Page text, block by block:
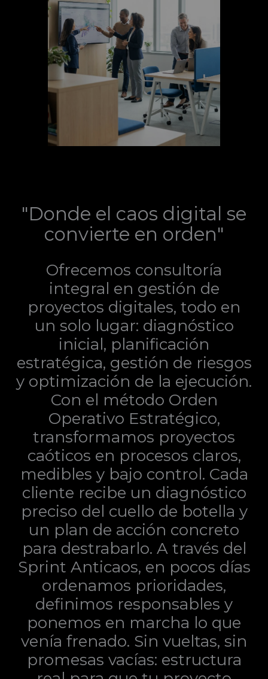
"Donde el caos digital se
convierte en orden"
Ofrecemos consultoría
integral en gestión de
proyectos digitales, todo en
un solo lugar: diagnóstico
inicial, planificación
estratégica, gestión de riesgos
y optimización de la ejecución.
Con el método Orden
Operativo Estratégico,
transformamos proyectos
caóticos en procesos claros,
medibles y bajo control. Cada
cliente recibe un diagnóstico
preciso del cuello de botella y
un plan de acción concreto
para destrabarlo. A través del
Sprint Anticaos, en pocos días
ordenamos prioridades,
definimos responsables y
ponemos en marcha lo que
venía frenado. Sin vueltas, sin
promesas vacías: estructura